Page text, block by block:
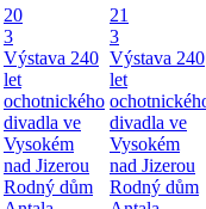
20
3
Výstava 240
let
ochotnického
divadla ve
Vysokém
nad Jizerou
Rodný dům
21
3
Výstava 240
let
divadla ve
Vysokém
nad Jizerou
Rodný dům